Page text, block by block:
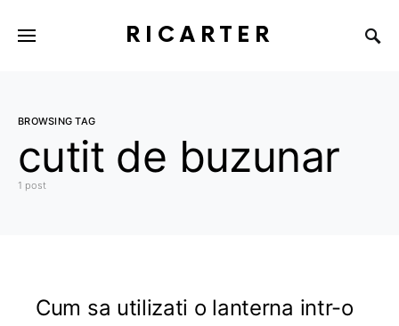
RICARTER
BROWSING TAG
cutit de buzunar
1 post
Cum sa utilizati o lanterna intr-o